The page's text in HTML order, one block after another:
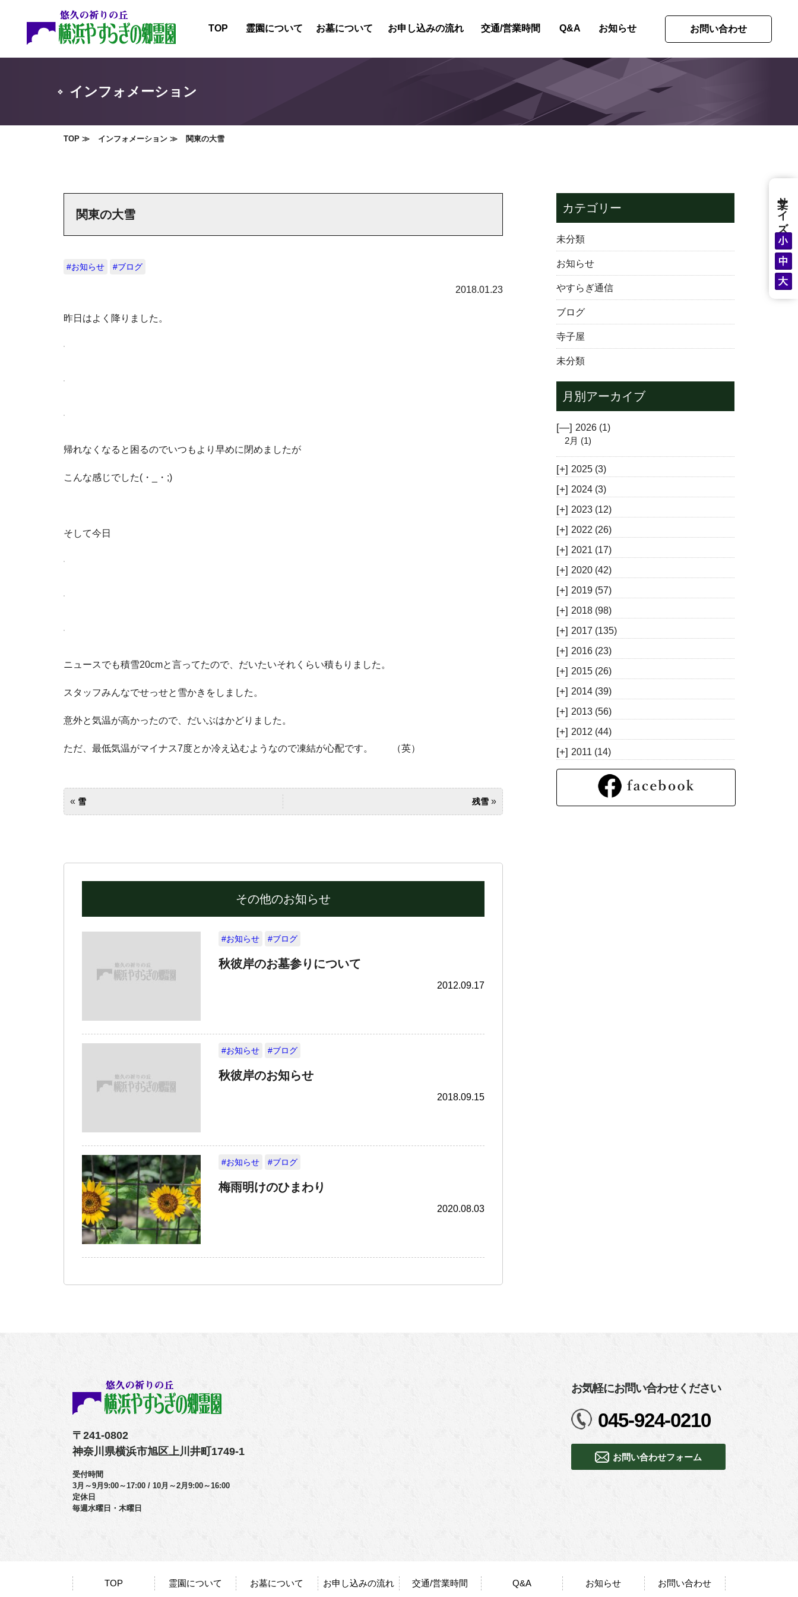
TOP 霊園について
霊園紹介
お墓について お申し込みの流れ 交通/営業時間 Q&A お知らせ お問い合わせ
文字サイズ
インフォメーション
TOP インフォメーション 関東の大雪
関東の大雪
#お知らせ #ブログ
2018.01.23
昨日はよく降りました。
帰れなくなると困るのでいつもより早めに閉めましたが
こんな感じでした(・_・;)
そして今日
ニュースでも積雪20cmと言ってたので、だいたいそれくらい積もりました。
スタッフみんなでせっせと雪かきをしました。
意外と気温が高かったので、だいぶはかどりました。
ただ、最低気温がマイナス7度とか冷え込むようなので凍結が心配です。 （英）
« 雪 残雪 »
その他のお知らせ
#お知らせ #ブログ
秋彼岸のお墓参りについて
2012.09.17
#お知らせ #ブログ
秋彼岸のお知らせ
2018.09.15
#お知らせ #ブログ
梅雨明けのひまわり
2020.08.03
カテゴリー
未分類
お知らせ
やすらぎ通信
ブログ
寺子屋
未分類
月別アーカイブ
[—] 2026 (1)
2月 (1)
[+] 2025 (3)
[+] 2024 (3)
[+] 2023 (12)
[+] 2022 (26)
[+] 2021 (17)
[+] 2020 (42)
[+] 2019 (57)
[+] 2018 (98)
[+] 2017 (135)
[+] 2016 (23)
[+] 2015 (26)
[+] 2014 (39)
[+] 2013 (56)
[+] 2012 (44)
[+] 2011 (14)
〒241-0802
神奈川県横浜市旭区上川井町1749-1
受付時間
3月～9月9:00～17:00 / 10月～2月9:00～16:00
定休日
毎週水曜日・木曜日
お気軽にお問い合わせください
045-924-0210
お問い合わせフォーム
TOP 霊園について お墓について お申し込みの流れ 交通/営業時間 Q&A お知らせ お問い合わせ